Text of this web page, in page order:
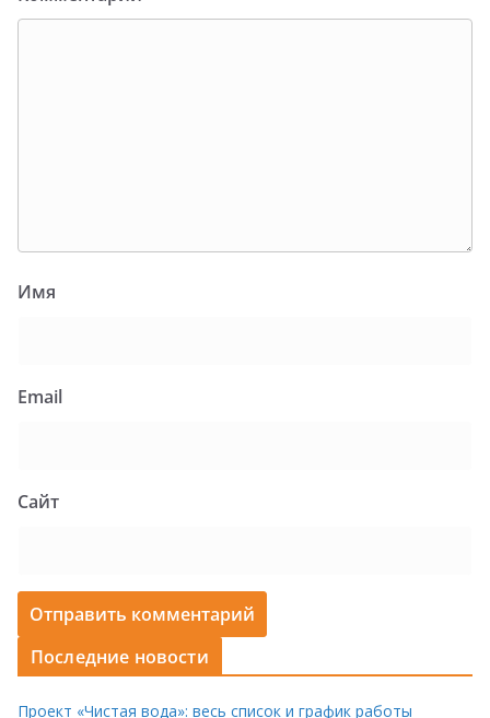
Имя
Email
Сайт
Последние новости
Проект «Чистая вода»: весь список и график работы